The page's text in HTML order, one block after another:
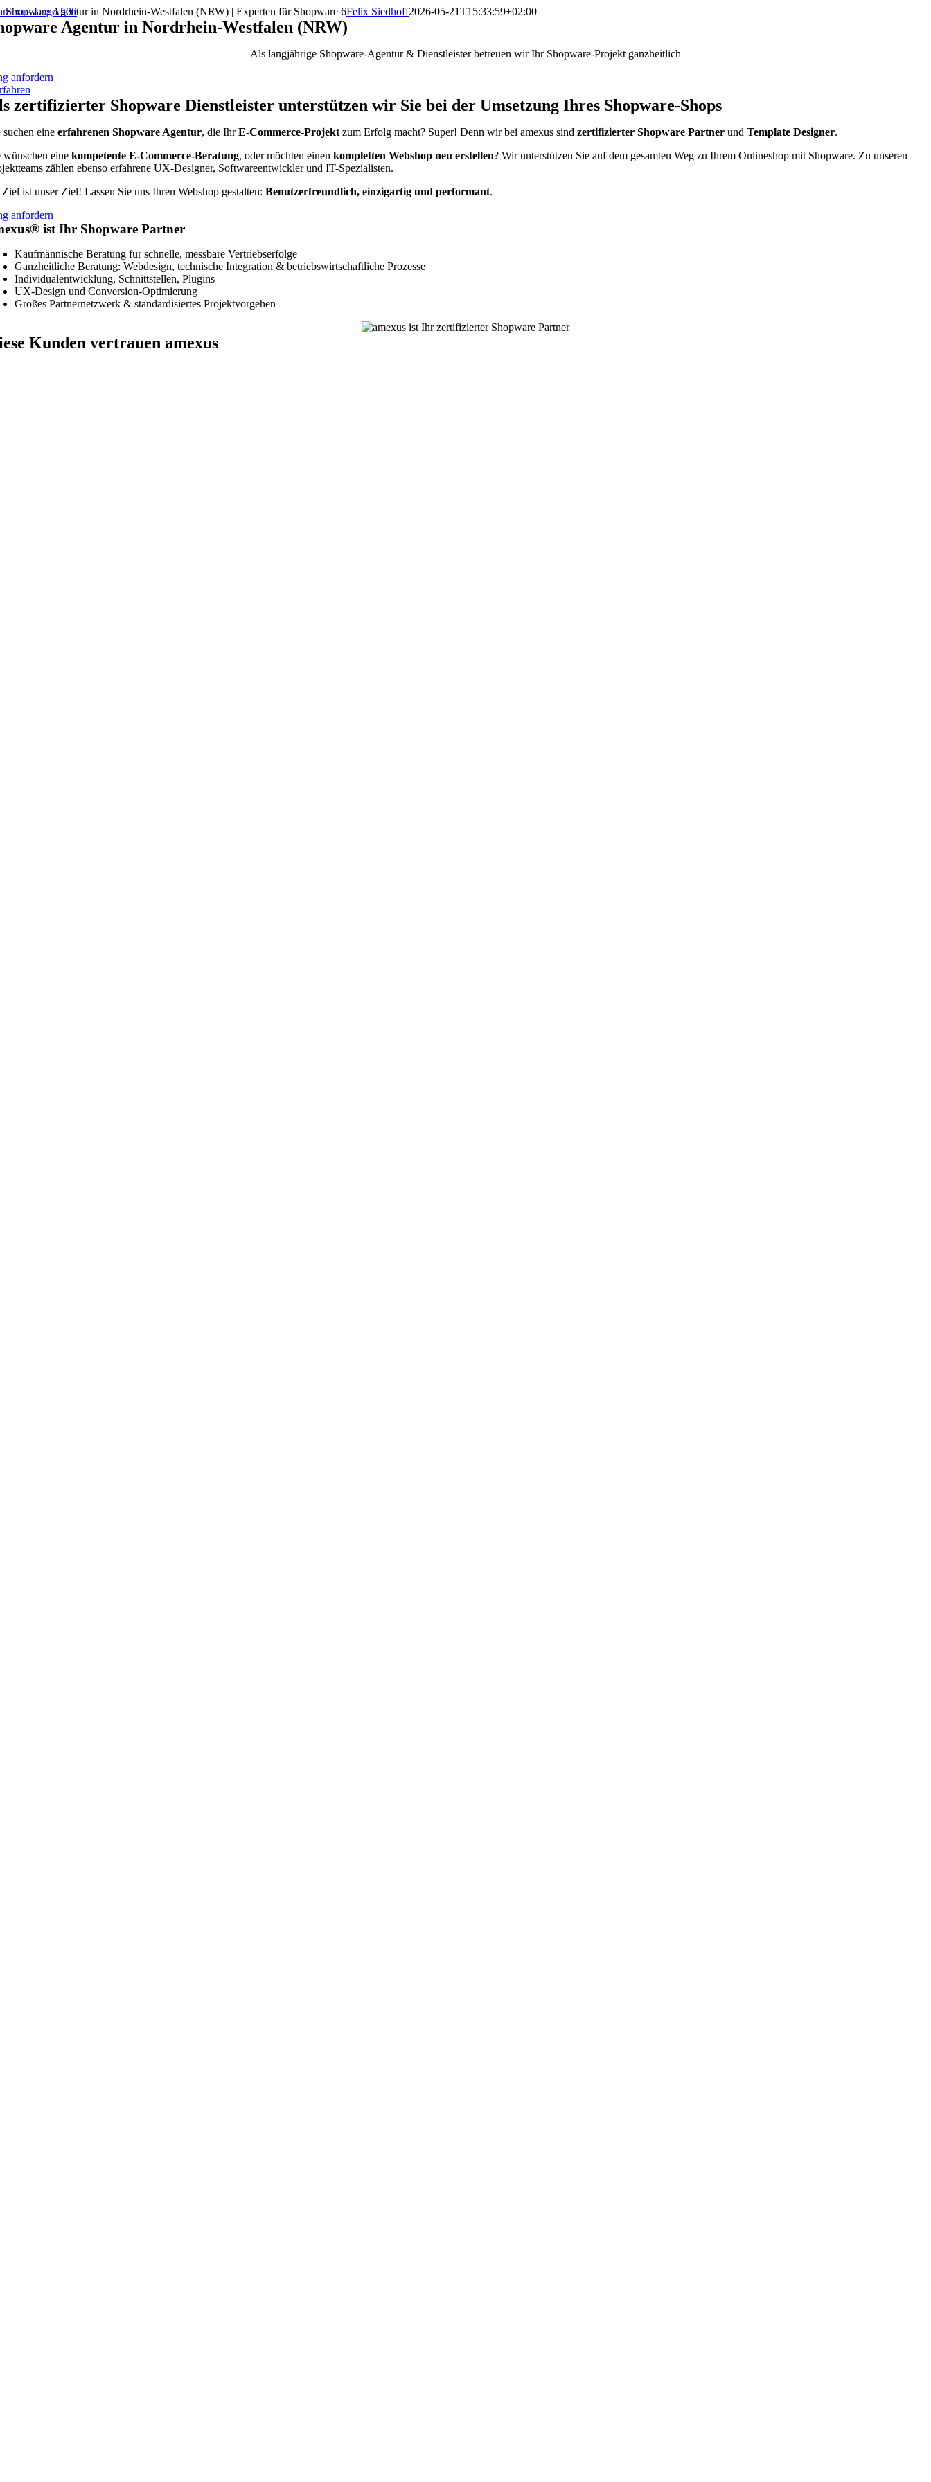
Zum
Inhalt
springen
Shopware Agentur in Nordrhein-Westfalen (NRW) | Experten für Shopware 6Felix Siedhoff2026-05-21T15:33:59+02:00
Agentur in Nordrhein-Westfalen (NRW)
Als langjährige Shopware-Agentur & Dienstleister betreuen wir Ihr Shopware-Projekt ganzheitlich
anfordern
zertifizierter Shopware Dienstleister unterstützen wir Sie bei der Umsetzung Ihres Shopware-Shops
suchen eineerfahrenen Shopware Agentur, die IhrE-Commerce-Projekt zum Erfolg macht? Super! Denn wir bei amexus sindzertifizierter Shopware Partner undTemplate Designer.
wünschen einekompetente E-Commerce-Beratung, oder möchten einenkompletten Webshop neu erstellen? Wir unterstützen Sie auf dem gesamten Weg zu Ihrem Onlineshop mit Shopware. Zu unseren
zählen ebenso erfahrene UX-Designer, Softwareentwickler und IT-Spezialisten.
ist unser Ziel! Lassen Sie uns Ihren Webshop gestalten:Benutzerfreundlich, einzigartig und performant.
anfordern
ist Ihr Shopware Partner
Kaufmännische Beratung für schnelle, messbare Vertriebserfolge
Ganzheitliche Beratung: Webdesign, technische Integration & betriebswirtschaftliche Prozesse
Individualentwicklung, Schnittstellen, Plugins
UX-Design und Conversion-Optimierung
Großes Partnernetzwerk & standardisiertes Projektvorgehen
Kunden vertrauen amexus